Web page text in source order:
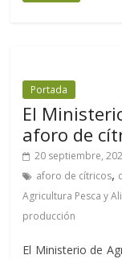
Portada
El
aforo de
20 septiembre,
aforo de cítricos,
Agricultura Pesca y
producción
El Ministerio de